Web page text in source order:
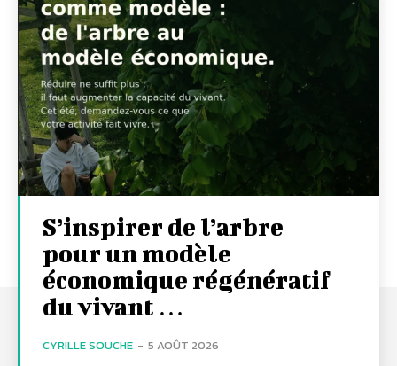
S’inspirer de l’arbre
pour un modèle
économique régénératif
du vivant …
CYRILLE SOUCHE - 5 AOÛT 2026